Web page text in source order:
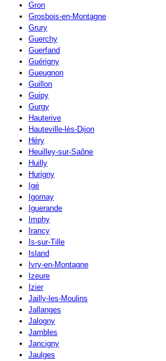
Gron
Grosbois-en-Montagne
Grury
Guerchy
Guerfand
Guérigny
Gueugnon
Guillon
Guipy
Gurgy
Hauterive
Hauteville-lès-Dijon
Héry
Heuilley-sur-Saône
Huilly
Hurigny
Igé
Igornay
Iguerande
Imphy
Irancy
Is-sur-Tille
Island
Ivry-en-Montagne
Izeure
Izier
Jailly-les-Moulins
Jallanges
Jalogny
Jambles
Jancigny
Jaulges